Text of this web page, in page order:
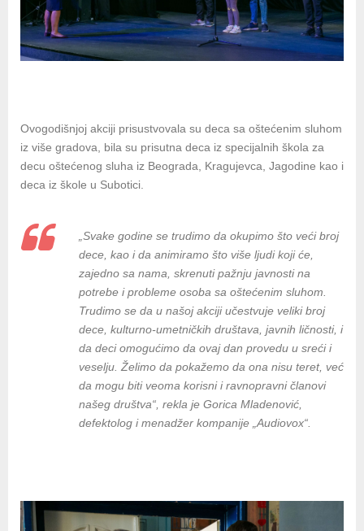
Ovogodišnjoj akciji prisustvovala su deca sa oštećenim sluhom
iz više gradova, bila su prisutna deca iz specijalnih škola za
decu oštećenog sluha iz Beograda, Kragujevca, Jagodine kao i
deca iz škole u Subotici.
„Svake godine se trudimo da okupimo što veći broj
dece, kao i da animiramo što više ljudi koji će,
zajedno sa nama, skrenuti pažnju javnosti na
potrebe i probleme osoba sa oštećenim sluhom.
Trudimo se da u našoj akciji učestvuje veliki broj
dece, kulturno-umetničkih društava, javnih ličnosti, i
da deci omogućimo da ovaj dan provedu u sreći i
veselju. Želimo da pokažemo da ona nisu teret, već
da mogu biti veoma korisni i ravnopravni članovi
našeg društva“, rekla je Gorica Mladenović,
defektolog i menadžer kompanije „Audiovox“.